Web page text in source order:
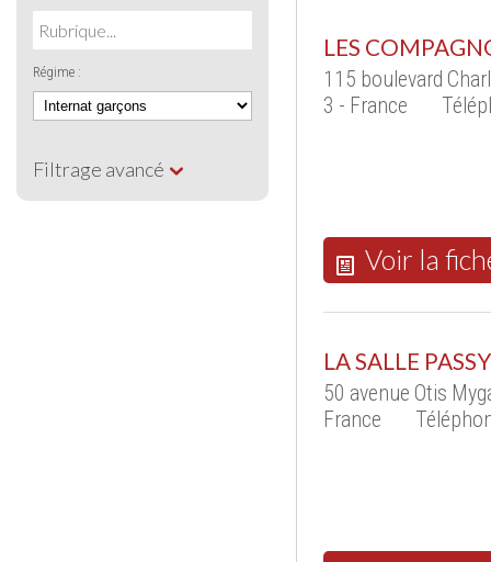
Régime :
Filtrage avancé
LES
115 boulevard
3 - France
Voir la
LA SALLE
50 avenue Otis
France